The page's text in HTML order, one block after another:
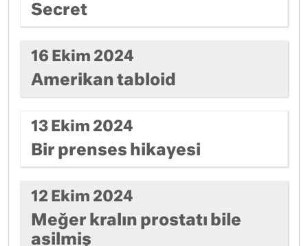
Secret
16 Ekim 2024
Amerikan tabloid
13 Ekim 2024
Bir prenses hikayesi
12 Ekim 2024
Meğer kralın prostatı bile
asilmiş